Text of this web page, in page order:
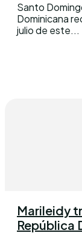
Santo
Dominicana
julio de este...
Marileidy
República